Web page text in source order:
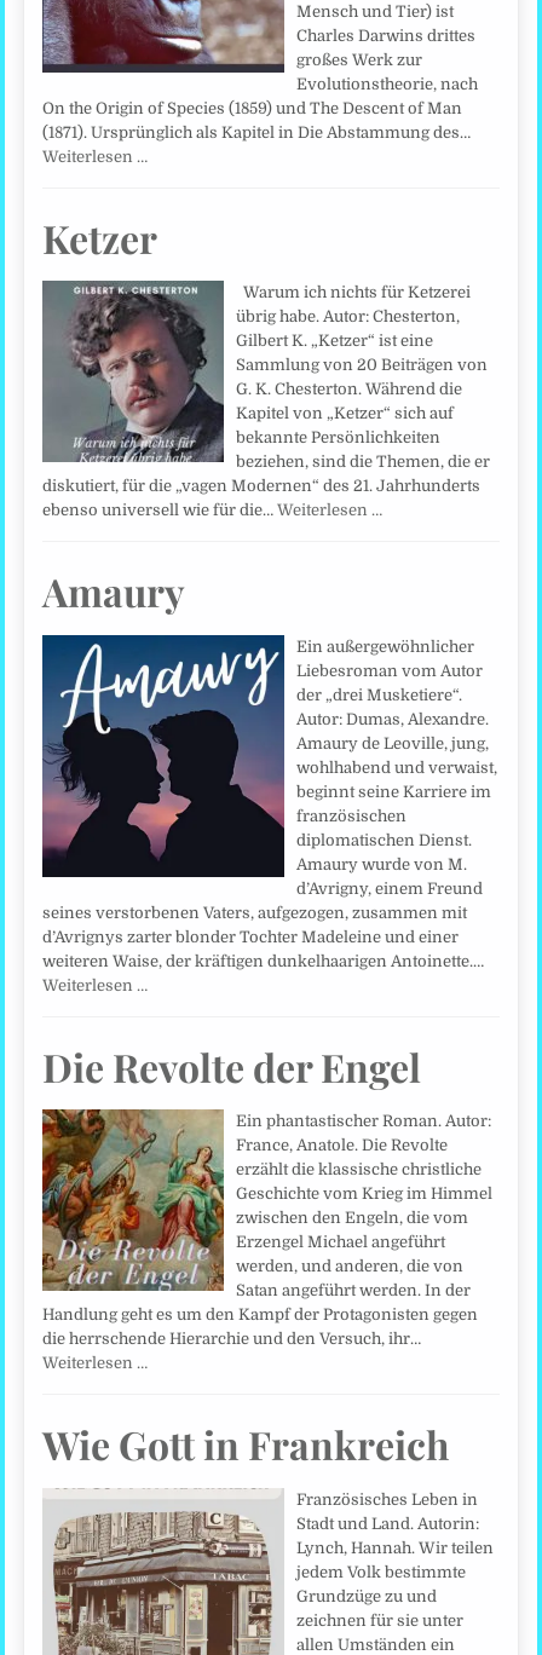
Mensch und Tier) ist
Charles Darwins drittes
großes Werk zur
Evolutionstheorie, nach
On the Origin of Species (1859) und The Descent of Man
(1871). Ursprünglich als Kapitel in Die Abstammung des…
Weiterlesen …
Ketzer
Warum ich nichts für Ketzerei
übrig habe. Autor: Chesterton,
Gilbert K. „Ketzer“ ist eine
Sammlung von 20 Beiträgen von
G. K. Chesterton. Während die
Kapitel von „Ketzer“ sich auf
bekannte Persönlichkeiten
beziehen, sind die Themen, die er
diskutiert, für die „vagen Modernen“ des 21. Jahrhunderts
ebenso universell wie für die…Weiterlesen …
Amaury
Ein außergewöhnlicher
Liebesroman vom Autor
der „drei Musketiere“.
Autor: Dumas, Alexandre.
Amaury de Leoville, jung,
wohlhabend und verwaist,
beginnt seine Karriere im
französischen
diplomatischen Dienst.
Amaury wurde von M.
d’Avrigny, einem Freund
seines verstorbenen Vaters, aufgezogen, zusammen mit
d’Avrignys zarter blonder Tochter Madeleine und einer
weiteren Waise, der kräftigen dunkelhaarigen Antoinette.…
Weiterlesen …
Die Revolte der Engel
Ein phantastischer Roman. Autor:
France, Anatole. Die Revolte
erzählt die klassische christliche
Geschichte vom Krieg im Himmel
zwischen den Engeln, die vom
Erzengel Michael angeführt
werden, und anderen, die von
Satan angeführt werden. In der
Handlung geht es um den Kampf der Protagonisten gegen
die herrschende Hierarchie und den Versuch, ihr…
Weiterlesen …
Wie Gott in Frankreich
Französisches Leben in
Stadt und Land. Autorin:
Lynch, Hannah. Wir teilen
jedem Volk bestimmte
Grundzüge zu und
zeichnen für sie unter
allen Umständen ein